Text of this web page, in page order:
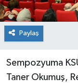
Paylaş
Sempozyuma
Taner Okumuş,